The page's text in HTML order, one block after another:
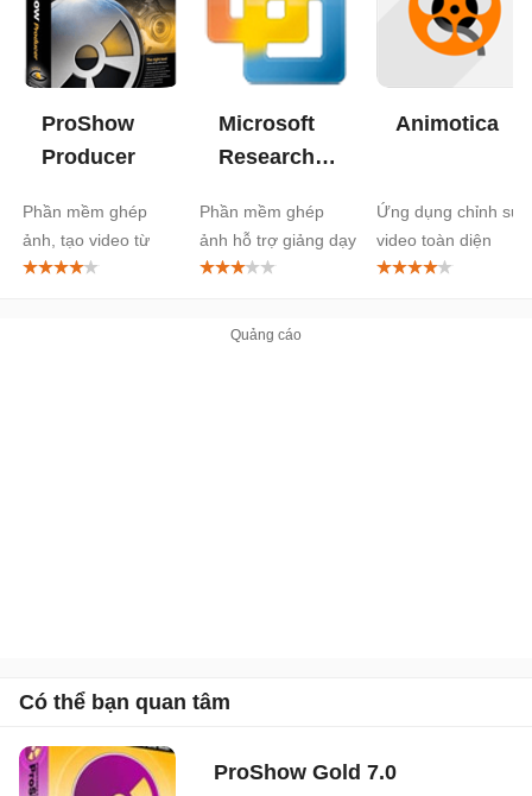
ProShow
Producer
Phần mềm ghép
ảnh, tạo video từ
ảnh và nhạc chuyên
Microsoft
Research
2008
Phần mềm ghép
ảnh hỗ trợ giảng dạy
Animotica
Ứng dụng chỉnh sửa
video toàn diện
Có thể bạn quan tâm
ProShow Gold 7.0